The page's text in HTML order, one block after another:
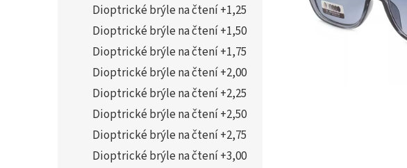
Dioptrické brýle na čtení +1,25
Dioptrické brýle na čtení +1,50
Dioptrické brýle na čtení +1,75
Dioptrické brýle na čtení +2,00
Dioptrické brýle na čtení +2,25
Dioptrické brýle na čtení +2,50
Dioptrické brýle na čtení +2,75
Dioptrické brýle na čtení +3,00